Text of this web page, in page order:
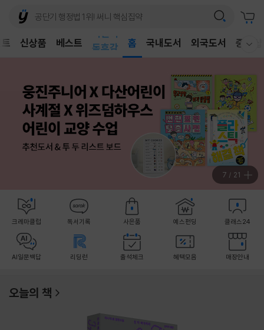
신상품 베스트
독후감
홈 국내도서 외국도서 중고샵
8 / 21
크레마클럽 독서기록 사은품 예스펀딩 클래스24
AI일문백답 리딩런 출석체크 혜택모음 매장안내
오늘의 책